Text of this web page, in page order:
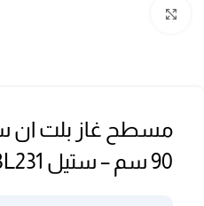
90 سم – ستيل SWBH9605-BL231